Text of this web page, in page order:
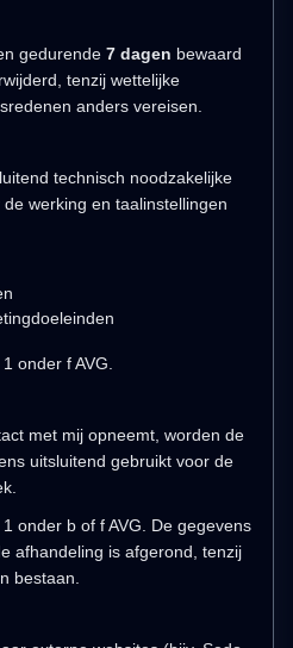
gedurende 7 dagen bewaard
tenzij wettelijke
anders vereisen.
technisch noodzakelijke
werking en taalinstellingen
onder f AVG.
met mij opneemt, worden de
uitsluitend gebruikt voor de
onder b of f AVG. De gegevens
afhandeling is afgerond, tenzij
bestaan.